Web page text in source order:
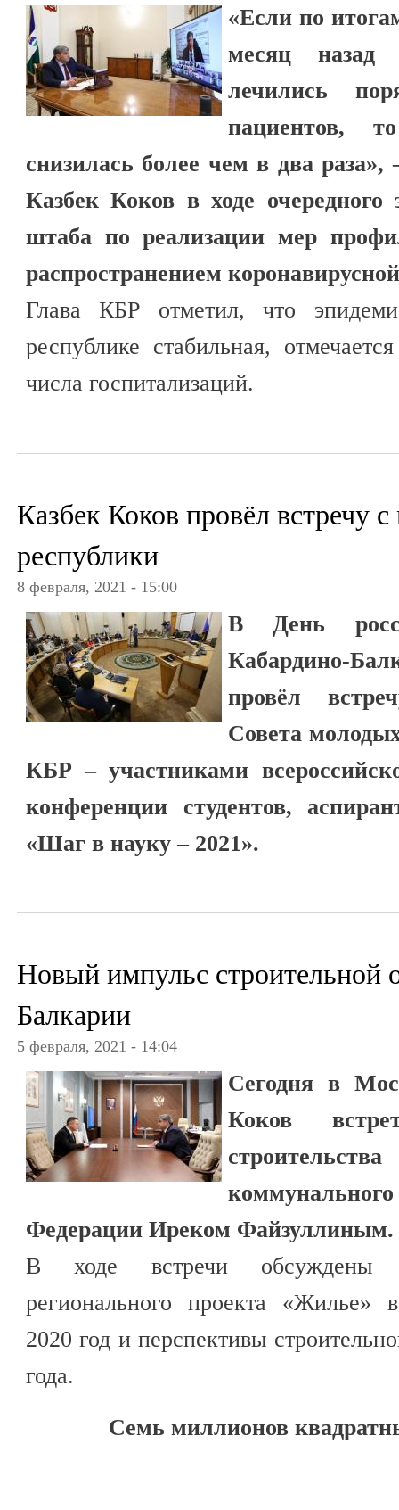
«Если по
месяц
лечились
пациентов,
снизилась более чем в два
Казбек Коков в ходе очередного
штаба по реализации мер
распространением
Глава КБР отметил, что
республике стабильная,
числа госпитализаций.
Казбек Коков провёл встречу
республики
8 февраля, 2021 - 15:00
В День
Кабардино-
провёл
Совета
КБР – участниками
конференции студентов,
«Шаг в науку – 2021».
Новый импульс строительной
Балкарии
5 февраля, 2021 - 14:04
Сегодня в
Коков
Федерации Иреком Файзуллиным.
В ходе встречи обсуждены
регионального проекта «Жилье»
2020 год и перспективы
года.
Семь миллионов